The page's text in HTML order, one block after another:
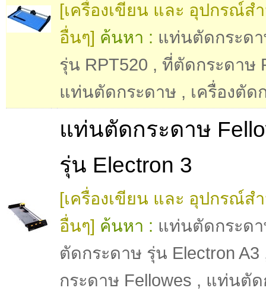
[เครื่องเขียน และ อุปกรณ์ส
อื่นๆ] ค้นหา : แท่นตัดกระด
รุ่น RPT520 , ที่ตัดกระดาษ
แท่นตัดกระดาษ , เครื่องตัด
แท่นตัดกระดาษ
รุ่น Electron 3
[เครื่องเขียน และ อุปกรณ์ส
อื่นๆ] ค้นหา : แท่นตัดกระด
ตัดกระดาษ รุ่น Electron A3
กระดาษ Fellowes , แท่นตัด